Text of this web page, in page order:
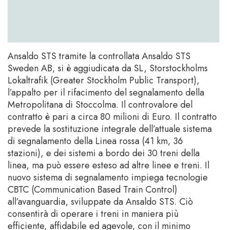
Ansaldo STS tramite la controllata Ansaldo STS
Sweden AB, si è aggiudicata da SL, Storstockholms
Lokaltrafik (Greater Stockholm Public Transport),
l’appalto per il rifacimento del segnalamento della
Metropolitana di Stoccolma. Il controvalore del
contratto è pari a circa 80 milioni di Euro. Il contratto
prevede la sostituzione integrale dell’attuale sistema
di segnalamento della Linea rossa (41 km, 36
stazioni), e dei sistemi a bordo dei 30 treni della
linea, ma può essere esteso ad altre linee e treni. Il
nuovo sistema di segnalamento impiega tecnologie
CBTC (Communication Based Train Control)
all’avanguardia, sviluppate da Ansaldo STS. Ciò
consentirà di operare i treni in maniera più
efficiente, affidabile ed agevole, con il minimo